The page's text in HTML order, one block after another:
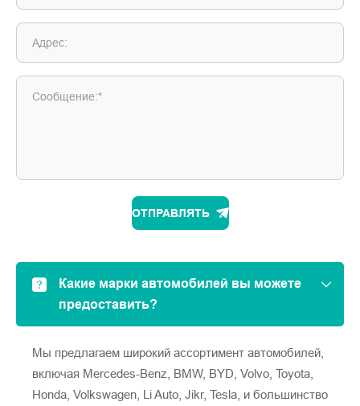
Адрес:
Сообщение:*
ОТПРАВЛЯТЬ
Какие марки автомобилей вы можете
предоставить?
Мы предлагаем широкий ассортимент автомобилей,
включая Mercedes-Benz, BMW, BYD, Volvo, Toyota,
Honda, Volkswagen, Li Auto, Jikr, Tesla, и большинство